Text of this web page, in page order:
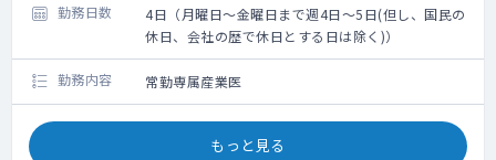
勤務日数
4日（月曜日～金曜日まで週4日～5日(但し、国民の
休日、会社の歴で休日とする日は除く)）
勤務内容 常勤専属産業医
もっと見る